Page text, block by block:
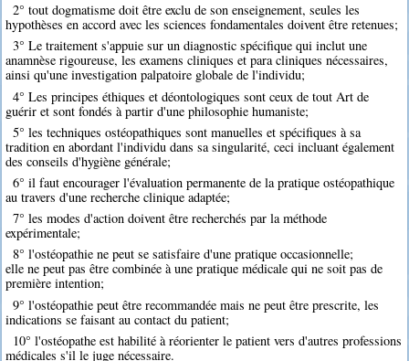
2° tout dogmatisme doit être exclu de son enseignement, seules les
hypothèses en accord avec les sciences fondamentales doivent être retenues;
3° Le traitement s'appuie sur un diagnostic spécifique qui inclut une
anamnèse rigoureuse, les examens cliniques et para cliniques nécessaires,
ainsi qu'une investigation palpatoire globale de l'individu;
4° Les principes éthiques et déontologiques sont ceux de tout Art de
guérir et sont fondés à partir d'une philosophie humaniste;
5° les techniques ostéopathiques sont manuelles et spécifiques à sa
tradition en abordant l'individu dans sa singularité, ceci incluant également
des conseils d'hygiène générale;
6° il faut encourager l'évaluation permanente de la pratique ostéopathique
au travers d'une recherche clinique adaptée;
7° les modes d'action doivent être recherchés par la méthode
expérimentale;
8° l'ostéopathie ne peut se satisfaire d'une pratique occasionnelle;
elle ne peut pas être combinée à une pratique médicale qui ne soit pas de
première intention;
9° l'ostéopathie peut être recommandée mais ne peut être prescrite, les
indications se faisant au contact du patient;
10° l'ostéopathe est habilité à réorienter le patient vers d'autres professions
médicales s'il le juge nécessaire.